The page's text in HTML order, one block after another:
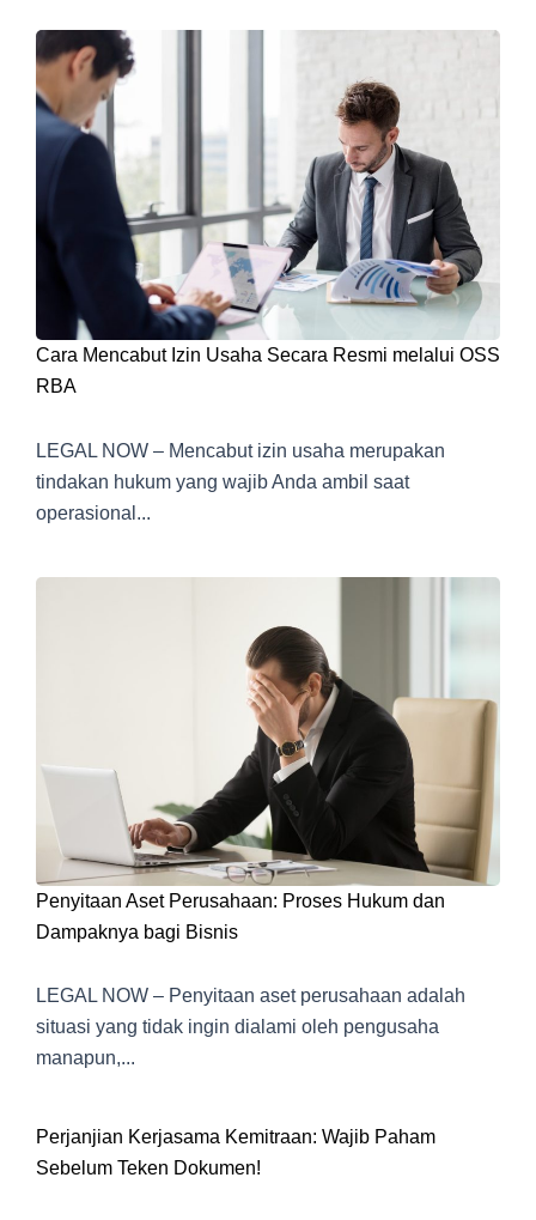
Cara Mencabut Izin Usaha Secara Resmi melalui OSS
RBA
LEGAL NOW – Mencabut izin usaha merupakan
tindakan hukum yang wajib Anda ambil saat
operasional...
Penyitaan Aset Perusahaan: Proses Hukum dan
Dampaknya bagi Bisnis
LEGAL NOW – Penyitaan aset perusahaan adalah
situasi yang tidak ingin dialami oleh pengusaha
manapun,...
Perjanjian Kerjasama Kemitraan: Wajib Paham
Sebelum Teken Dokumen!